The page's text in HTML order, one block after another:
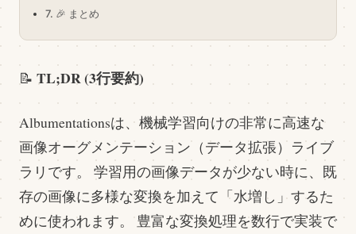
7. 🎉 まとめ
📝 TL;DR (3行要約)
Albumentationsは、機械学習向けの非常に高速な
画像オーグメンテーション（データ拡張）ライブ
ラリです。 学習用の画像データが少ない時に、既
存の画像に多様な変換を加えて「水増し」するた
めに使われます。 豊富な変換処理を数行で実装で